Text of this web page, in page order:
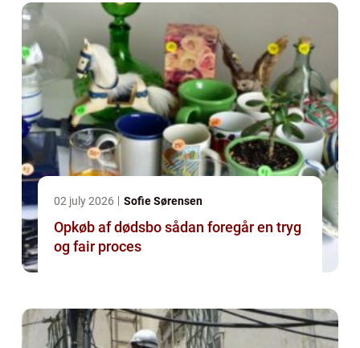
02 july 2026 Sofie Sørensen
Opkøb af dødsbo sådan foregår en tryg
og fair proces